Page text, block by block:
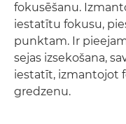
fokusēšanu.
iestatītu fokusu,
punktam. Ir
sejas izsekošana,
iestatīt, izmantojot
gredzenu.